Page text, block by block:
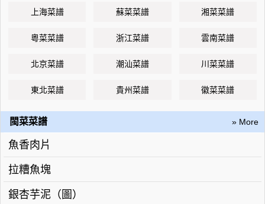
上海菜譜 蘇菜菜譜 湘菜菜譜
粵菜菜譜 浙江菜譜 雲南菜譜
北京菜譜 潮汕菜譜 川菜菜譜
東北菜譜 貴州菜譜 徽菜菜譜
閩菜菜譜 » More
魚香肉片
拉糟魚塊
銀杏芋泥（圖）